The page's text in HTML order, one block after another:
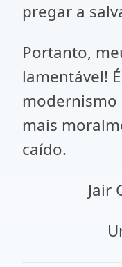
pregar a
Portanto,
lamentável!
mais
caído.
Jair